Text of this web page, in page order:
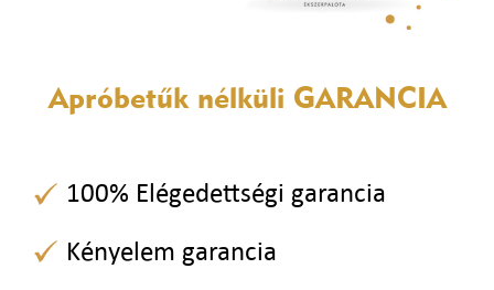
Apróbetűk nélküli GARANCIA
100% Elégedettségi garancia
Kényelem garancia